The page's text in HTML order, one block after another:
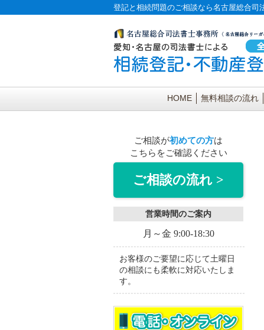
登記と相続問題のご相談なら名古屋総合司
HOME 無料相談の流れ
ご相談が初めての方は
こちらをご確認ください
ご相談の流れ >
営業時間のご案内
月～金 9:00-18:30
お客様のご要望に応じて土曜日
の相談にも柔軟に対応いたしま
す。